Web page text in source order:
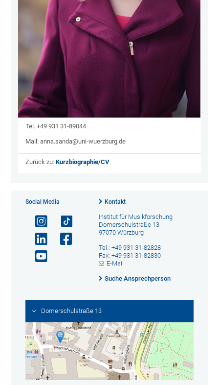
Tel.+49 931 31-89044
Mail: anna.sanda@uni-wuerzburg.de
Zurück zu:Kurzbiographie/CV
Social Media Kontakt
Institut für Musikforschung
Domerschulstraße 13
97070 Würzburg
Tel.: +49 931 31-82828
Fax: +49 931 31-82830
E-Mail
Suche Ansprechperson
Domerschulstraße 13